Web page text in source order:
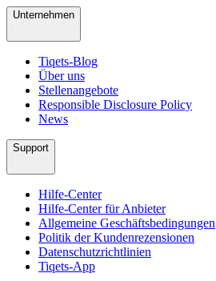
Unternehmen
Tiqets-Blog
Über uns
Stellenangebote
Responsible Disclosure Policy
News
Support
Hilfe-Center
Hilfe-Center für Anbieter
Allgemeine Geschäftsbedingungen
Politik der Kundenrezensionen
Datenschutzrichtlinien
Tiqets-App